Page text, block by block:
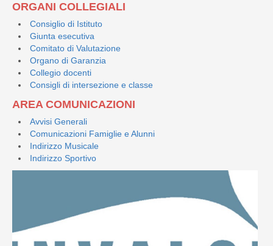
ORGANI COLLEGIALI
Consiglio di Istituto
Giunta esecutiva
Comitato di Valutazione
Organo di Garanzia
Collegio docenti
Consigli di intersezione e classe
AREA COMUNICAZIONI
Avvisi Generali
Comunicazioni Famiglie e Alunni
Indirizzo Musicale
Indirizzo Sportivo